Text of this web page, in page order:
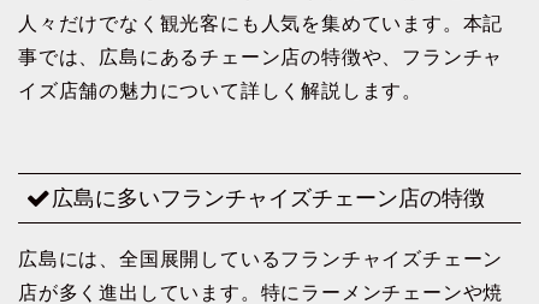
人々だけでなく観光客にも人気を集めています。本記
事では、広島にあるチェーン店の特徴や、フランチャ
イズ店舗の魅力について詳しく解説します。
広島に多いフランチャイズチェーン店の特徴
広島には、全国展開しているフランチャイズチェーン
店が多く進出しています。特にラーメンチェーンや焼